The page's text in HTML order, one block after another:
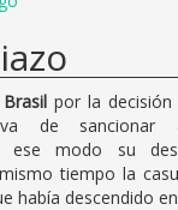
Brasil por la decisión
de
ese modo su
tiempo la
había descendido